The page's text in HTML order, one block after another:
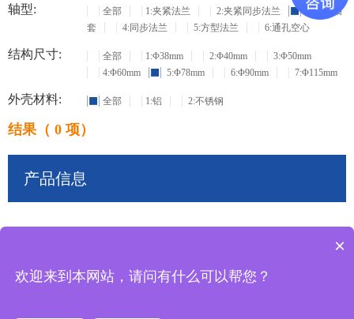
轴型: 全部 1:夹紧法兰 2:夹紧同步法兰
3:盲孔轴
套
4:同步法兰 5:方型法兰 6:通孔空心
结构尺寸: 全部 1:Φ38mm 2:Φ40mm
3:Φ50mm
4:Φ60mm
5:Φ78mm 6:Φ90mm 7:Φ115mm
外壳材料: 全部 1:铝 2:不锈钢
结果（ 0 项）
产品信息
×
欢迎来到本网站，请问有什么可以帮您？